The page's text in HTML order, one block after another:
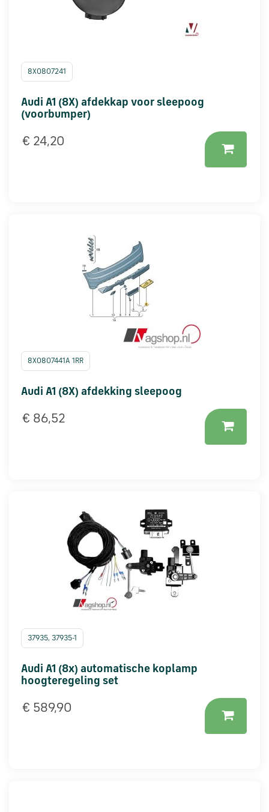
8X0807241
Audi A1 (8X) afdekkap voor sleepoog
(voorbumper)
€ 24,20
8X0807441A 1RR
Audi A1 (8X) afdekking sleepoog
€ 86,52
37935, 37935-1
Audi A1 (8x) automatische koplamp
hoogteregeling set
€ 589,90